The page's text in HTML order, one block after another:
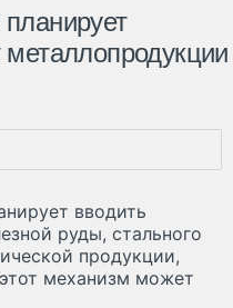
металлопродукции
вводить
руды, стального
продукции,
механизм может